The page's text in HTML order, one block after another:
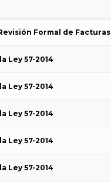
Formal de Facturas
Ley 57-2014
Ley 57-2014
Ley 57-2014
Ley 57-2014
Ley 57-2014